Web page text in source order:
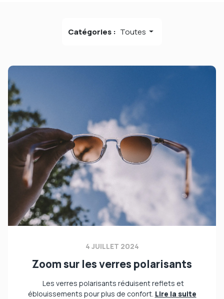
Catégories : Toutes
4 JUILLET 2024
Zoom sur les verres polarisants
Les verres polarisants réduisent reflets et
éblouissements pour plus de confort. Lire la suite